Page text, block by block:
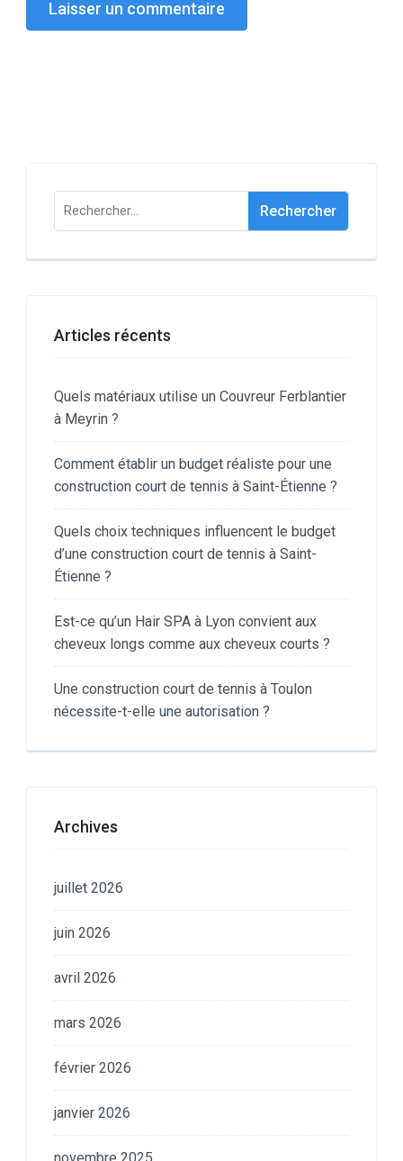
Rechercher :
Articles récents
Quels matériaux utilise un Couvreur Ferblantier
à Meyrin ?
Comment établir un budget réaliste pour une
construction court de tennis à Saint-Étienne ?
Quels choix techniques influencent le budget
d’une construction court de tennis à Saint-
Étienne ?
Est-ce qu’un Hair SPA à Lyon convient aux
cheveux longs comme aux cheveux courts ?
Une construction court de tennis à Toulon
nécessite-t-elle une autorisation ?
Archives
juillet 2026
juin 2026
avril 2026
mars 2026
février 2026
janvier 2026